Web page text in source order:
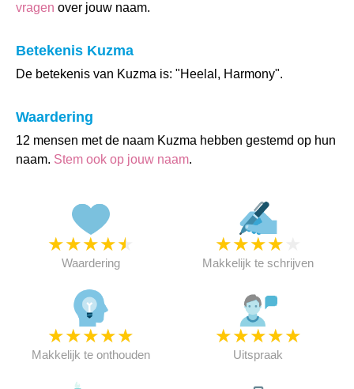
vragen over jouw naam.
Betekenis Kuzma
De betekenis van Kuzma is: "Heelal, Harmony".
Waardering
12 mensen met de naam Kuzma hebben gestemd op hun
naam. Stem ook op jouw naam.
★★★★★
Waardering
★★★★
Makkelijk te schrijven
★★★★★
Makkelijk te onthouden
★★★★★
Uitspraak